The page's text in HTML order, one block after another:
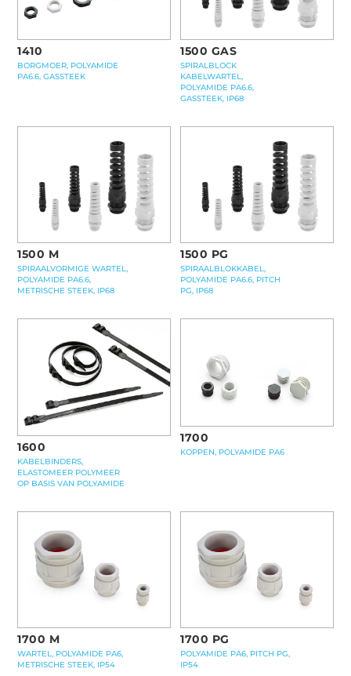
1410
BORGMOER, POLYAMIDE
PA6.6, GASSTEEK
1500 GAS
SPIRALBLOCK
KABELWARTEL,
POLYAMIDE PA6.6,
GASSTEEK, IP68
1500 M
SPIRAALVORMIGE WARTEL,
POLYAMIDE PA6.6,
METRISCHE STEEK, IP68
1500 PG
SPIRAALBLOKKABEL,
POLYAMIDE PA6.6, PITCH
PG, IP68
1600
KABELBINDERS,
ELASTOMEER POLYMEER
OP BASIS VAN POLYAMIDE
1700
KOPPEN, POLYAMIDE PA6
1700 M
WARTEL, POLYAMIDE PA6,
METRISCHE STEEK, IP54
1700 PG
POLYAMIDE PA6, PITCH PG,
IP54